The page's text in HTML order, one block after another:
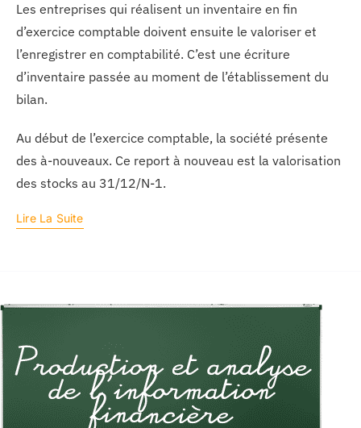
Les entreprises qui réalisent un inventaire en fin
d’exercice comptable doivent ensuite le valoriser et
l’enregistrer en comptabilité. C’est une écriture
d’inventaire passée au moment de l’établissement du
bilan.
Au début de l’exercice comptable, la société présente
des à-nouveaux. Ce report à nouveau est la valorisation
des stocks au 31/12/N-1.
Lire La Suite